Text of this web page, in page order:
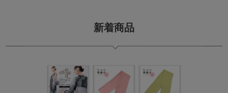
新着商品